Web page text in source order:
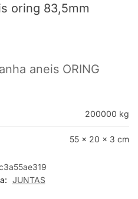
oring 83,5mm
aneis ORING
200000 kg
55 × 20 × 3 cm
JUNTAS